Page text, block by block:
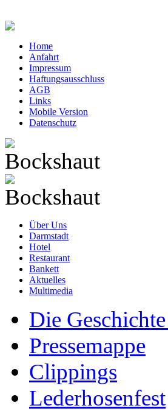
Home
Anfahrt
Impressum
Haftungsausschluss
AGB
Links
Mobile Version
Datenschutz
Über Uns
Darmstadt
Hotel
Restaurant
Bankett
Aktuelles
Multimedia
Die
Pressemappe
Clippings
Lederhosenfest